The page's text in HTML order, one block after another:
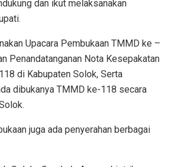
dan ikut melaksanakan
Upacara Pembukaan TMMD ke –
Penandatanganan Nota Kesepakatan
di Kabupaten Solok, Serta
dibukanya TMMD ke-118 secara
juga ada penyerahan berbagai